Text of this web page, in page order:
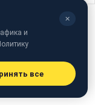
Путіним
Росію
ще кілька
✕
и
все